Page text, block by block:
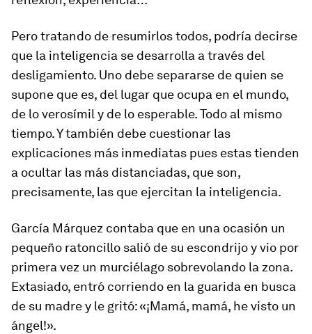
Pero tratando de resumirlos todos, podría decirse
que la inteligencia se desarrolla a través del
desligamiento. Uno debe separarse de quien se
supone que es, del lugar que ocupa en el mundo,
de lo verosímil y de lo esperable. Todo al mismo
tiempo. Y también debe cuestionar las
explicaciones más inmediatas pues estas tienden
a ocultar las más distanciadas, que son,
precisamente, las que ejercitan la inteligencia.
García Márquez contaba que en una ocasión un
pequeño ratoncillo salió de su escondrijo y vio por
primera vez un murciélago sobrevolando la zona.
Extasiado, entró corriendo en la guarida en busca
de su madre y le gritó: «¡Mamá, mamá, he visto un
ángel!».